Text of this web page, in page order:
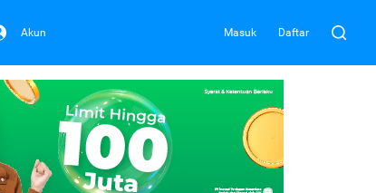
Akun Masuk Daftar